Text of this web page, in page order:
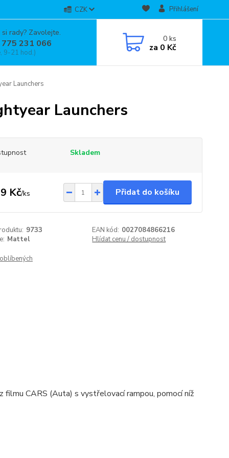
CZK Přihlášení
rady? Zavolejte.
231 066
9-21 hod.)
0ks
za 0 Kč
Launchers
Launchers
Skladem
Kč/ks Přidat do košíku
9733 EAN kód: 0027084866216
Mattel Hlídat cenu / dostupnost
CARS (Auta) s vystřelovací rampou, pomocí níž